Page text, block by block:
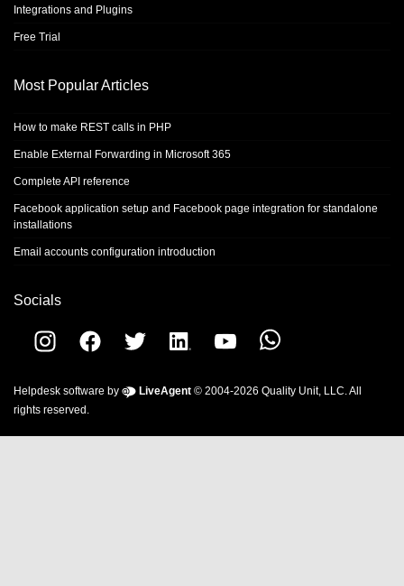
Integrations and Plugins
Free Trial
Most Popular Articles
How to make REST calls in PHP
Enable External Forwarding in Microsoft 365
Complete API reference
Facebook application setup and Facebook page integration for standalone
installations
Email accounts configuration introduction
Socials
Helpdesk software by LiveAgent © 2004-2026 Quality Unit, LLC. All
rights reserved.